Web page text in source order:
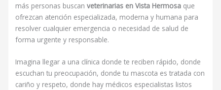
más personas buscanveterinarias en Vista Hermosa que
ofrezcan atención especializada, moderna y humana para
resolver cualquier emergencia o necesidad de salud de
forma urgente y responsable.
Imagina llegar a una clínica donde te reciben rápido, donde
escuchan tu preocupación, donde tu mascota es tratada con
cariño y respeto, donde hay médicos especialistas listos